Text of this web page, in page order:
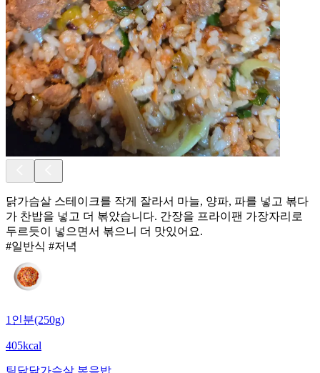
닭가슴살 스테이크를 작게 잘라서 마늘, 양파, 파를 넣고 볶다
가 찬밥을 넣고 더 볶았습니다. 간장을 프라이팬 가장자리로
두르듯이 넣으면서 볶으니 더 맛있어요.
#일반식 #저녁
1인분(250g)
405kcal
팀닭닭가슴살 볶음밥